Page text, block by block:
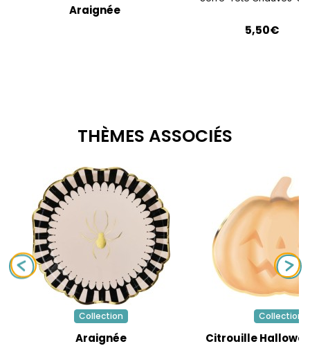
Araignée
5,50€
THÈMES ASSOCIÉS
Collection
Araignée
Collection
Citrouille